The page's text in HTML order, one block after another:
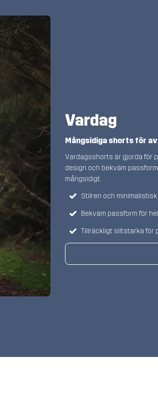
Vardag
Mångsidiga shorts för
Vardagsshorts är gjorda för
design och bekväm
mångsidigt.
Stilren och
Bekväm passform för
Tillräckligt slitstarka för